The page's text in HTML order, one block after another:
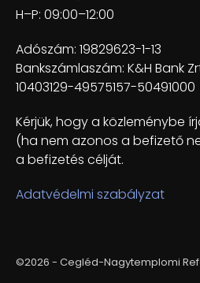
H–P: 09:00–12:00
Adószám: 19829623-1-13
Bankszámlaszám: K&H Bank
10403129-49575157-50491000
Kérjük, hogy a közleménybe
(ha nem azonos a befizető
a befizetés célját.
Adatvédelmi szabályzat
©2026 - Cegléd-Nagytemplomi